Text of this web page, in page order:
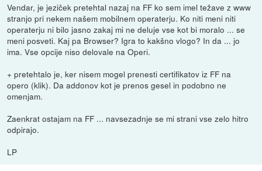
Vendar, je jeziček pretehtal nazaj na FF ko sem imel težave z www
stranjo pri nekem našem mobilnem operaterju. Ko niti meni niti
operaterju ni bilo jasno zakaj mi ne deluje vse kot bi moralo ... se
meni posveti. Kaj pa Browser? Igra to kakšno vlogo? In da ... jo
ima. Vse opcije niso delovale na Operi.
+ pretehtalo je, ker nisem mogel prenesti certifikatov iz FF na
opero (klik). Da addonov kot je prenos gesel in podobno ne
omenjam.
Zaenkrat ostajam na FF ... navsezadnje se mi strani vse zelo hitro
odpirajo.
LP